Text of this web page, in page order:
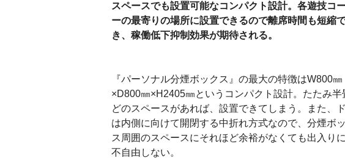
スペースでも設置可能なコンパクト設計。各遊技コ
ーの最寄りの場所に設置できるので離席時間も短縮
き、稼働低下抑制効果が期待される。
『パーソナル分煙ボックス』の最大の特徴はW800㎜
×D800㎜×H2405㎜というコンパクト設計。たたみ半
どのスペースがあれば、設置できてしまう。また、
は内側に向けて開閉する中折れ方式なので、分煙ボ
ス周囲のスペースにそれほど余裕がなくても出入り
不自由しない。